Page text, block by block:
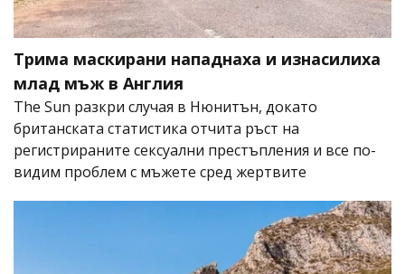
Трима маскирани нападнаха и изнасилиха
млад мъж в Англия
The Sun разкри случая в Нюнитън, докато
британската статистика отчита ръст на
регистрираните сексуални престъпления и все по-
видим проблем с мъжете сред жертвите